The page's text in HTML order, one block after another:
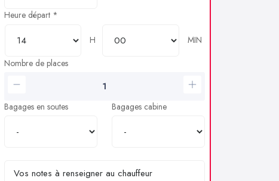
Heure départ *
H
MIN
Nombre de places
Bagages en soutes Bagages cabine